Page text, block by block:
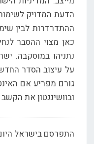
הדעת המדויק לשימור
ההתדרדרות לבין
כאן מצוי ההסבר
נתניהו במוסקבה.
על עיצוב הסדר
גורם מפריע אם
ובוושינגטון את
התפרסם בישראל היום, 10/05/